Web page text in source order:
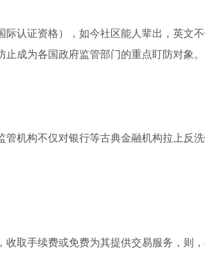
认证资格），如今社区能人辈出，英文
成为各国政府监管部门的重点盯防对象。
机构不仅对银行等古典金融机构拉上反
取手续费或免费为其提供交易服务，则